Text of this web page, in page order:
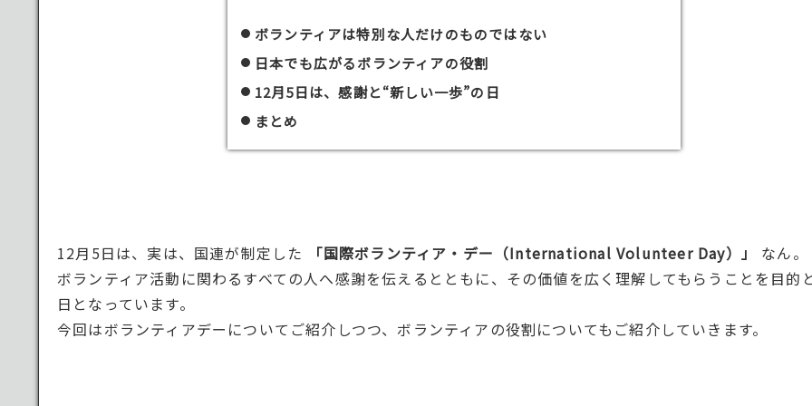
ボランティアは特別な人だけのものではない
日本でも広がるボランティアの役割
12月5日は、感謝と“新しい一歩”の日
まとめ
12月5日は、実は、国連が制定した 「国際ボランティア・デー（International Volunteer Day）」
なん。
ボランティア活動に関わるすべての人へ感謝を伝えるとともに、その価値を広く理解してもらうことを目的
日となっています。
今回はボランティアデーについてご紹介しつつ、ボランティアの役割についてもご紹介していきます。